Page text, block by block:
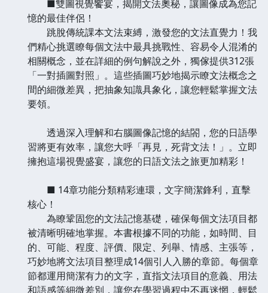
■雙圖視覺饗宴，揭開文法奧秘，讓圖像成為您記
憶的最佳伴侶！
跳脫傳統課本文法束縛，激發您的文法直覺力！我
們精心挑選瞭每個文法中最具挑戰性、容易令人混淆的
相關概念，並在詳細的例句解說之外，獨傢提供312張
「一對插圖對照」。這些插圖巧妙地揭示瞭文法概念之
間的細微差異，把抽象知識具象化，讓您輕鬆掌握文法
要領。
透過深入理解和右腦圖像記憶的結閤，您的日語學
習將更有效率，讓您大呼「再見，死背文法！」。立即
擁抱這場視覺盛宴，讓您的日語文法之旅更加精彩！
■ 14章功能分類精彩連環，文字簡潔鋒利，直擊
核心！
為瞭鞏固您的文法記憶基礎，確保每個文法項目都
被清晰明確地掌握。本書根據不同的功能，如時間、目
的、可能、程度、評價、限定、列舉、情感、主張等，
巧妙地將文法項目整理成14個引人入勝的章節。每個章
節都運用簡潔有力的文字，直指文法項目的意義、用法
和語感等細微差別，讓您在學習過程中不再迷惘，輕鬆